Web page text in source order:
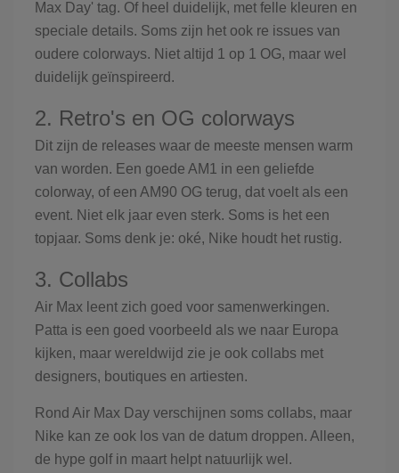
Max Day' tag. Of heel duidelijk, met felle kleuren en
speciale details. Soms zijn het ook re issues van
oudere colorways. Niet altijd 1 op 1 OG, maar wel
duidelijk geïnspireerd.
2. Retro's en OG colorways
Dit zijn de releases waar de meeste mensen warm
van worden. Een goede AM1 in een geliefde
colorway, of een AM90 OG terug, dat voelt als een
event. Niet elk jaar even sterk. Soms is het een
topjaar. Soms denk je: oké, Nike houdt het rustig.
3. Collabs
Air Max leent zich goed voor samenwerkingen.
Patta is een goed voorbeeld als we naar Europa
kijken, maar wereldwijd zie je ook collabs met
designers, boutiques en artiesten.
Rond Air Max Day verschijnen soms collabs, maar
Nike kan ze ook los van de datum droppen. Alleen,
de hype golf in maart helpt natuurlijk wel.